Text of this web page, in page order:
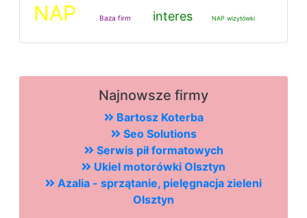
NAP
Baza firm interes NAP wizytówki
Najnowsze firmy
Bartosz Koterba
Seo Solutions
Serwis pił formatowych
Ukiel motorówki Olsztyn
Azalia - sprzątanie, pielęgnacja zieleni
Olsztyn